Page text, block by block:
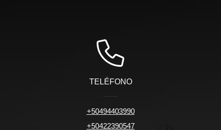
TELÉFONO
+50494403990
+50422390547